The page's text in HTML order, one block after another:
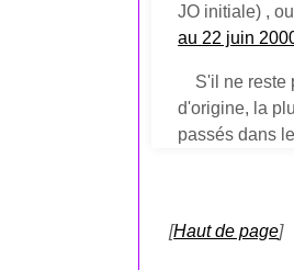
JO initiale) ,
au 22 juin
S'il ne reste
d'origine, la
passés dans
[Haut de page]